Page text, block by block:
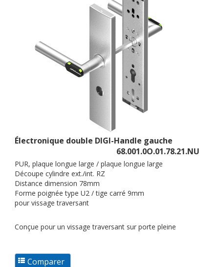
Électronique double DIGI-Handle gauche
68.001.0O.01.78.21.NU
PUR, plaque longue large / plaque longue large
Découpe cylindre ext./int. RZ
Distance dimension 78mm
Forme poignée type U2 / tige carré 9mm
pour vissage traversant
Conçue pour un vissage traversant sur porte pleine